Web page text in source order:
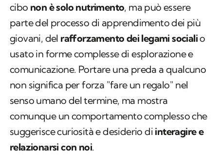
cibo non è solo nutrimento, ma può essere
parte del processo di apprendimento dei più
giovani, del rafforzamento dei legami socialio
usato in forme complesse di esplorazione e
comunicazione. Portare una preda a qualcuno
non significa per forza "fare un regalo" nel
senso umano del termine, ma mostra
comunque un comportamento complesso che
suggerisce curiosità e desiderio di interagire e
relazionarsi con noi.